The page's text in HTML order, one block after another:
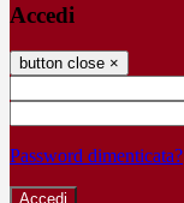
Accedi
button close ×
Password dimenticata?